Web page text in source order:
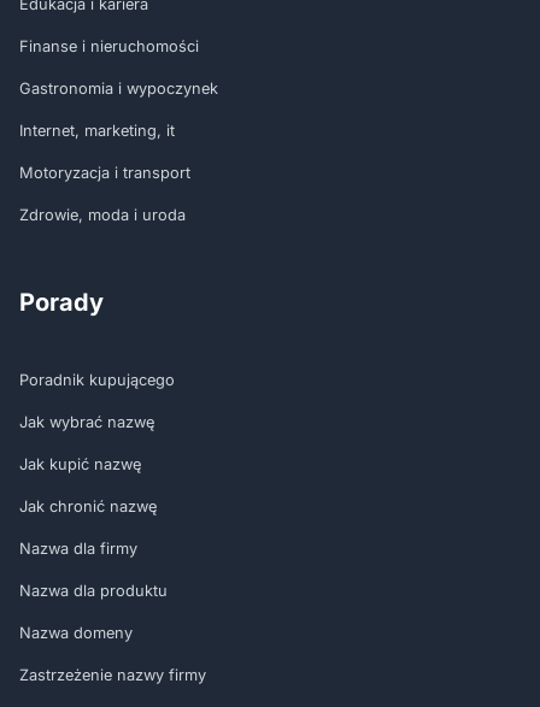
Edukacja i kariera
Finanse i nieruchomości
Gastronomia i wypoczynek
Internet, marketing, it
Motoryzacja i transport
Zdrowie, moda i uroda
Porady
Poradnik kupującego
Jak wybrać nazwę
Jak kupić nazwę
Jak chronić nazwę
Nazwa dla firmy
Nazwa dla produktu
Nazwa domeny
Zastrzeżenie nazwy firmy